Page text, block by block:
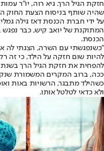
חזקת הגיל הרך. גיא רוה, יו"ר
על ידי חברת הכנסת דאז גילה
המתוקנת של יואב קיש, כבר
הכנסת.
"כשנפגשתי עם השרה, הצגתי לה
להיות שום חזקה על הילד, כי זה
להפחית את חזקת הגיל הרך
כשהילד מתבגר, הרשויות באות
ולא כדאי לטלטל אותו.